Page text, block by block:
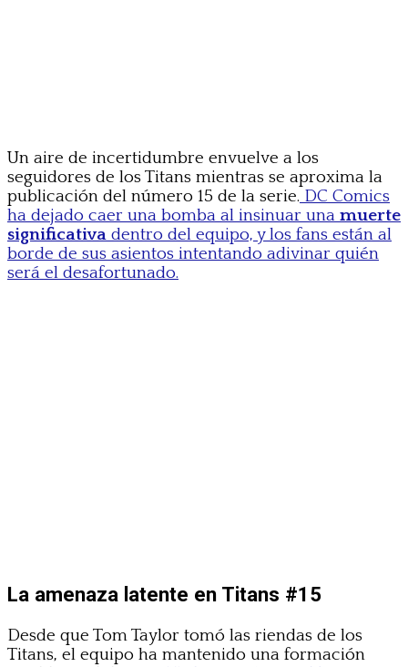
Un aire de incertidumbre envuelve a los
seguidores de los Titans mientras se aproxima la
publicación del número 15 de la serie. DC Comics
ha dejado caer una bomba al insinuar una muerte
significativa dentro del equipo, y los fans están al
borde de sus asientos intentando adivinar quién
será el desafortunado.
La amenaza latente en Titans #15
Desde que Tom Taylor tomó las riendas de los
Titans, el equipo ha mantenido una formación